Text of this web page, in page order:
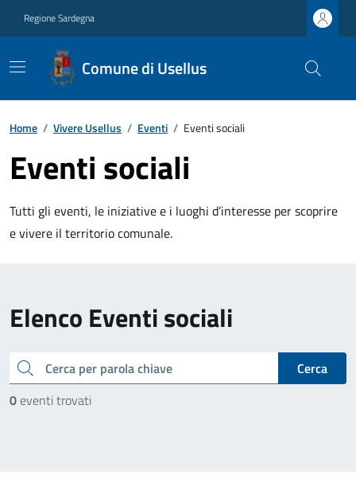
Regione Sardegna
Comune di Usellus
Home / Vivere Usellus / Eventi / Eventi sociali
Eventi sociali
Tutti gli eventi, le iniziative e i luoghi d’interesse per scoprire
e vivere il territorio comunale.
Elenco Eventi sociali
cerca
Cerca
0eventi trovati